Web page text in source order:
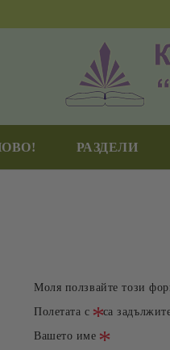
РАЗДЕЛИ
Моля ползвайте този
Полетата с
са
Вашето име